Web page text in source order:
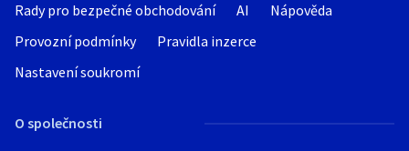
Rady pro bezpečné obchodování
AI
Nápověda
Provozní podmínky
Pravidla inzerce
Nastavení soukromí
O společnosti